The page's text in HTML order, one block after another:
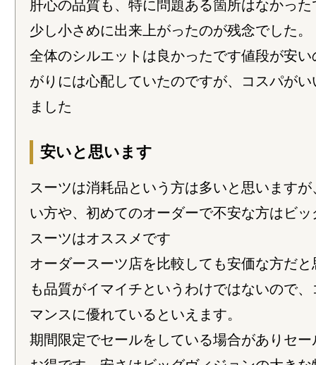
肝心の品質も、特に問題ある箇所はなかっ
少し小さめに出来上がったのが残念でした。
全体のシルエットは良かったです値段が安
がりには心配していたのですが、コスパが
ました
安いと思います
スーツは消耗品という方は多いと思います
い方や、初めてのオーダーで不安な方はビ
スーツはオススメです
オーダースーツ店を比較しても安価な方だ
も品質がイマイチというわけではないので
マンスに優れているといえます。
期間限定でセールをしている場合がありセ